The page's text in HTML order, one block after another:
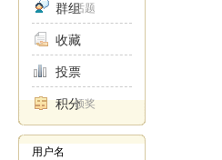
群组话题
收藏
投票
积分领奖
用户名